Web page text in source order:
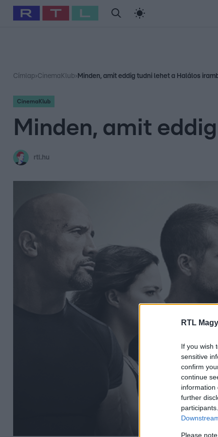
RTL
If you wish
sensitive
confirm
continue
information
further
Please
Babits Marcella Szellő István Most Wanted
Címlap›CinemaKlub› Minden, amit eddig tudni lehet a Halálos
CinemaKlub
Minden, amit
rtl.hu